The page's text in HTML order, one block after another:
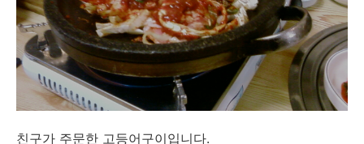
친구가 주문한 고등어구이입니다.